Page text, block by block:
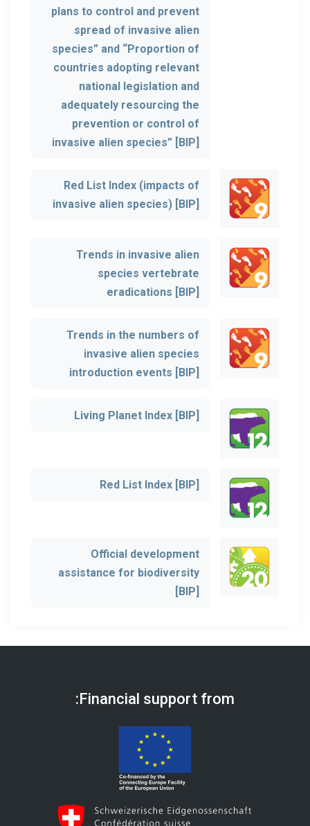
plans to control and prevent
spread of invasive alien
species” and “Proportion of
countries adopting relevant
national legislation and
adequately resourcing the
prevention or control of
invasive alien species” [BIP]
Red List Index (impacts of
invasive alien species) [BIP]
Trends in invasive alien
species vertebrate
eradications [BIP]
Trends in the numbers of
invasive alien species
introduction events [BIP]
Living Planet Index [BIP]
Red List Index [BIP]
Official development
assistance for biodiversity
[BIP]
Financial support from: